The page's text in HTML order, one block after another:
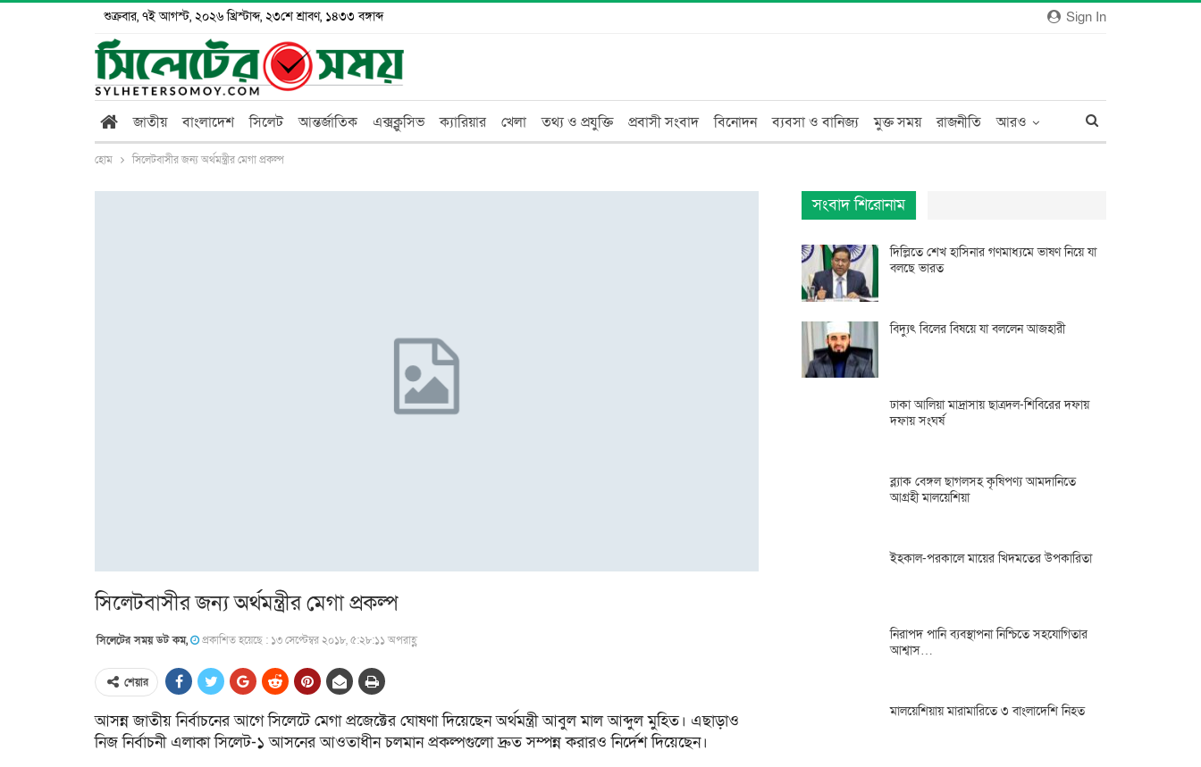
Sign In
শুক্রবার, ৭ই আগস্ট, ২০২৬ খ্রিস্টাব্দ, ২৩শে শ্রাবণ, ১৪৩৩ বঙ্গাব্দ
জাতীয় বাংলাদেশ সিলেট আন্তর্জাতিক এক্সক্লুসিভ ক্যারিয়ার খেলা তথ্য ও প্রযুক্তি প্রবাসী সংবাদ বিনোদন ব্যবসা ও বানিজ্য মুক্ত সময় রাজনীতি আরও
হোম সিলেটবাসীর জন্য অর্থমন্ত্রীর মেগা প্রকল্প
সিলেটবাসীর জন্য অর্থমন্ত্রীর মেগা প্রকল্প
সিলেটের সময় ডট কম, প্রকাশিত হয়েছে : ১৩ সেপ্টেম্বর ২০১৮, ৫:২৮:১১ অপরাহ্ণ
শেয়ার
আসন্ন জাতীয় নির্বাচনের আগে সিলেটে মেগা প্রজেক্টের ঘোষণা দিয়েছেন অর্থমন্ত্রী আবুল মাল আব্দুল মুহিত। এছাড়াও
নিজ নির্বাচনী এলাকা সিলেট-১ আসনের আওতাধীন চলমান প্রকল্পগুলো দ্রুত সম্পন্ন করারও নির্দেশ দিয়েছেন।
সংবাদ শিরোনাম
দিল্লিতে শেখ হাসিনার গণমাধ্যমে ভাষণ নিয়ে যা
বলছে ভারত
বিদ্যুৎ বিলের বিষয়ে যা বললেন আজহারী
ঢাকা আলিয়া মাদ্রাসায় ছাত্রদল-শিবিরের দফায়
দফায় সংঘর্ষ
ব্ল্যাক বেঙ্গল ছাগলসহ কৃষিপণ্য আমদানিতে
আগ্রহী মালয়েশিয়া
ইহকাল-পরকালে মায়ের খিদমতের উপকারিতা
নিরাপদ পানি ব্যবস্থাপনা নিশ্চিতে সহযোগিতার
আশ্বাস…
মালয়েশিয়ায় মারামারিতে ৩ বাংলাদেশি নিহত